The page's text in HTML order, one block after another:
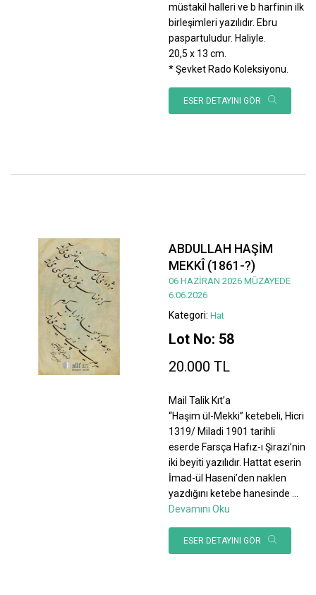
müstakil halleri ve b harfinin ilk
birleşimleri yazılıdır. Ebru
paspartuludur. Haliyle.
20,5 x 13 cm.
* Şevket Rado Koleksiyonu.
ESER DETAYINI GÖR
ABDULLAH HAŞİM
MEKKÎ (1861-?)
06 HAZİRAN 2026 MÜZAYEDE
6.06.2026
Kategori: Hat
Lot No: 58
20.000 TL
Mail Talik Kıt’a
“Haşim ül-Mekki” ketebeli, Hicri
1319/ Miladi 1901 tarihli
eserde Farsça Hafız-ı Şirazi’nin
iki beyiti yazılıdır. Hattat eserin
İmad-ül Haseni’den naklen
yazdığını ketebe hanesinde
Devamını Oku
ESER DETAYINI GÖR